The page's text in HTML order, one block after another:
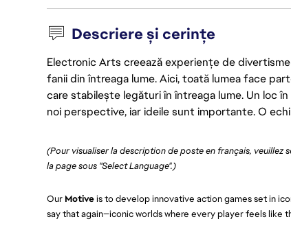
Descriere și cerințe
Electronic Arts creează experiențe de
fanii din întreaga lume. Aici, toată lumea face
care stabilește legături în întreaga lume. Un loc
noi perspective, iar ideile sunt importante. O
(Pour visualiser la description de poste en français, veuillez
la page sous "Select Language".)
Our Motiveis to develop innovative action games set in
say that again—iconic worlds where every player feels like